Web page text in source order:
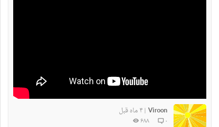
Viroon
|۴ ماه قبل
۰ ۶۸۸